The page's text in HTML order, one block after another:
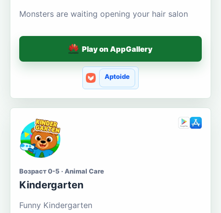
Monsters are waiting opening your hair salon
Play on AppGallery
Aptoide
Возраст 0-5 · Animal Care
Kindergarten
Funny Kindergarten